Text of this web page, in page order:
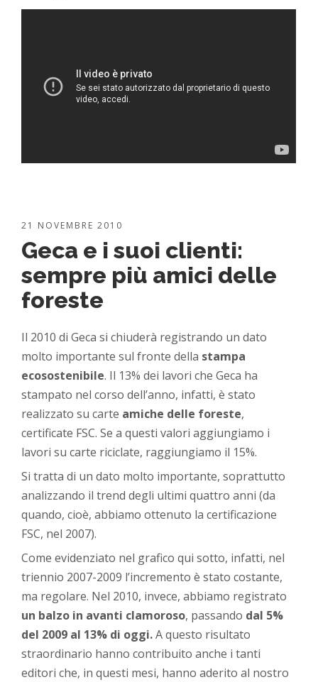
21 NOVEMBRE 2010
Geca e i suoi clienti:
sempre più amici delle
foreste
Il 2010 di Geca si chiuderà registrando un dato
molto importante sul fronte della stampa
ecosostenibile. Il 13% dei lavori che Geca ha
stampato nel corso dell’anno, infatti, è stato
realizzato su carte amiche delle foreste,
certificate FSC. Se a questi valori aggiungiamo i
lavori su carte riciclate, raggiungiamo il 15%.
Si tratta di un dato molto importante, soprattutto
analizzando il trend degli ultimi quattro anni (da
quando, cioè, abbiamo ottenuto la certificazione
FSC, nel 2007).
Come evidenziato nel grafico qui sotto, infatti, nel
triennio 2007-2009 l’incremento è stato costante,
ma regolare. Nel 2010, invece, abbiamo registrato
un balzo in avanti clamoroso, passando dal 5%
del 2009 al 13% di oggi.A questo risultato
straordinario hanno contribuito anche i tanti
editori che, in questi mesi, hanno aderito al nostro